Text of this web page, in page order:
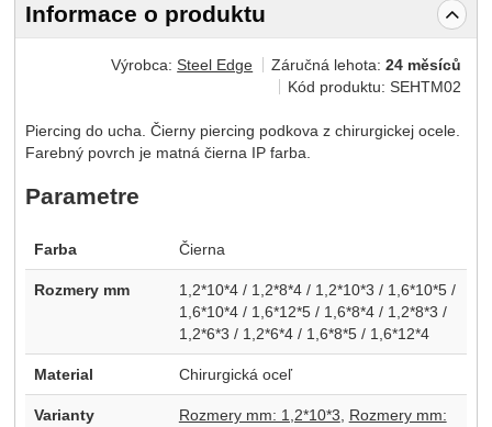
Informace o produktu
Výrobca:Steel Edge Záručná lehota:24 měsíců
Kód produktu:SEHTM02
Piercing do ucha. Čierny piercing podkova z chirurgickej ocele.
Farebný povrch je matná čierna IP farba.
Parametre
Farba Čierna
Rozmery mm
1,2*10*4 / 1,2*8*4 / 1,2*10*3 / 1,6*10*5 /
1,6*10*4 / 1,6*12*5 / 1,6*8*4 / 1,2*8*3 /
1,2*6*3 / 1,2*6*4 / 1,6*8*5 / 1,6*12*4
Material Chirurgická oceľ
Varianty Rozmery mm: 1,2*10*3
Rozmery mm: